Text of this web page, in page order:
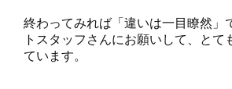
終わってみれば「違いは一目瞭然」
トスタッフさんにお願いして、とて
ています。